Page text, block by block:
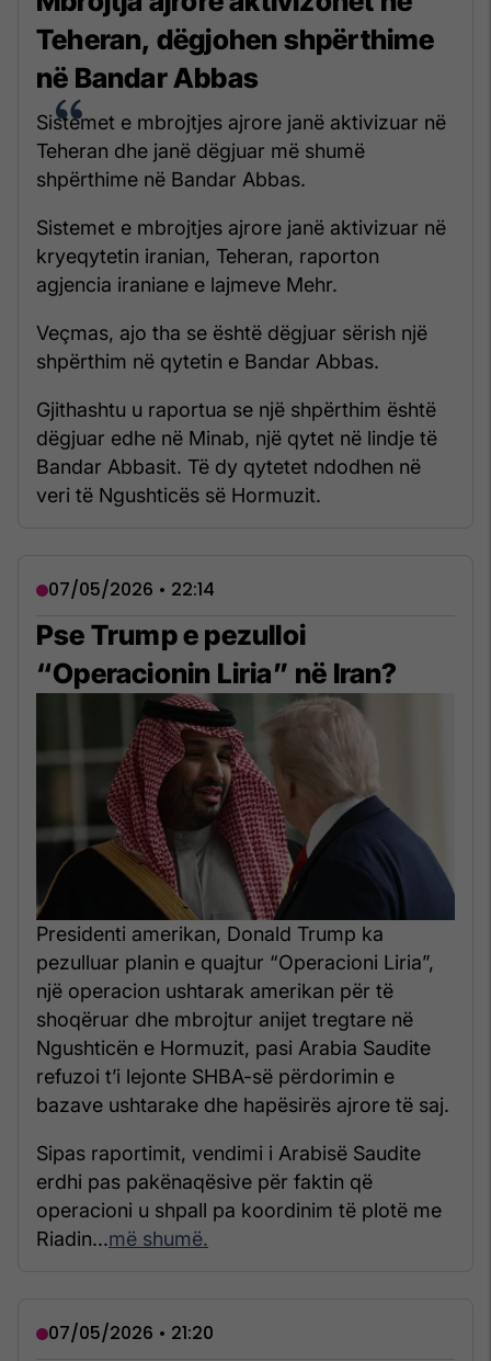
Teheran, dëgjohen shpërthime
në Bandar Abbas
Sistemet e mbrojtjes ajrore janë aktivizuar në
Teheran dhe janë dëgjuar më shumë
shpërthime në Bandar Abbas.
Sistemet e mbrojtjes ajrore janë aktivizuar në
kryeqytetin iranian, Teheran, raporton
agjencia iraniane e lajmeve Mehr.
Veçmas, ajo tha se është dëgjuar sërish një
shpërthim në qytetin e Bandar Abbas.
Gjithashtu u raportua se një shpërthim është
dëgjuar edhe në Minab, një qytet në lindje të
Bandar Abbasit. Të dy qytetet ndodhen në
veri të Ngushticës së Hormuzit.
07/05/2026 • 22:14
Pse Trump e pezulloi
“Operacionin Liria” në Iran?
Presidenti amerikan, Donald Trump ka
pezulluar planin e quajtur “Operacioni Liria”,
një operacion ushtarak amerikan për të
shoqëruar dhe mbrojtur anijet tregtare në
Ngushticën e Hormuzit, pasi Arabia Saudite
refuzoi t’i lejonte SHBA-së përdorimin e
bazave ushtarake dhe hapësirës ajrore të saj.
Sipas raportimit, vendimi i Arabisë Saudite
erdhi pas pakënaqësive për faktin që
operacioni u shpall pa koordinim të plotë me
Riadin...më shumë.
07/05/2026 • 21:20